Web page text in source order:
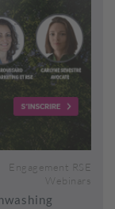
Engagement RSE
Webinars